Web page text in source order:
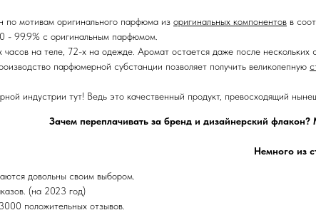
по мотивам оригинального парфюма из оригинальных компонентов в
- 99.9% с оригинальным парфюмом.
на теле, 72-х на одежде. Аромат остается даже после нескольких
парфюмерной субстанции позволяет получить великолепную
индустрии тут! Ведь это качественный продукт, превосходящий
Зачем переплачивать за бренд и дизайнерский
Немного из
довольны своим выбором.
(на 2023 год)
положительных отзывов.